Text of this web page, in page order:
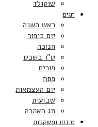
שוקולד
חגים
ראש השנה
יום כיפור
חנוכה
ט”ו בשבט
פורים
פסח
יום העצמאות
שבועות
חג האהבה
מידות ומשקלות